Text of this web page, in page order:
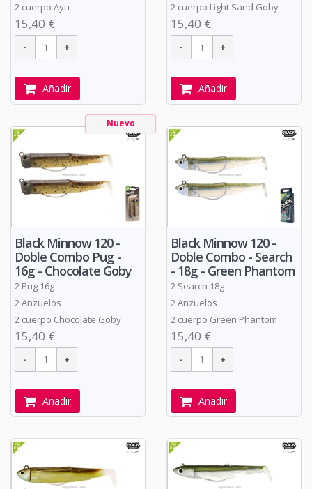
2 cuerpo Ayu
15,40 €
Añadir
2 cuerpo Light Sand Goby
15,40 €
Añadir
Nuevo
Black Minnow 120 -
Doble Combo Pug -
16g - Chocolate Goby
2 Pug 16g
2 Anzuelos
2 cuerpo Chocolate Goby
15,40 €
Añadir
Black Minnow 120 -
Doble Combo - Search
- 18g - Green Phantom
2 Search 18g
2 Anzuelos
2 cuerpo Green Phantom
15,40 €
Añadir